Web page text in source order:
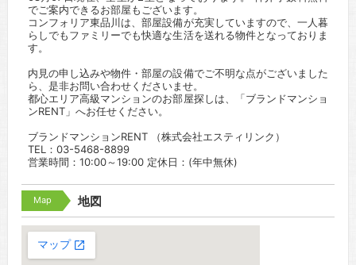
でご案内できるお部屋もございます。
コンフォリア東品川は、部屋設備が充実していますので、一人暮
らしでもファミリーでも快適な生活を送れる物件となっておりま
す。
内見の申し込みや物件・部屋の設備でご不明な点がございました
ら、是非お問い合わせくださいませ。
都心エリア高級マンションのお部屋探しは、「ブランドマンショ
ンRENT」へお任せください。
ブランドマンションRENT （株式会社エスティリンク）
TEL：03-5468-8899
営業時間：10:00～19:00 定休日：(年中無休)
Map 地図